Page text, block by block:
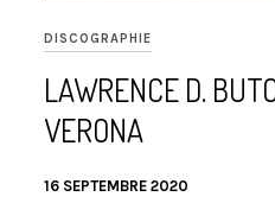
DISCOGRAPHIE
LAWRENCE D.
VERONA
16 SEPTEMBRE 2020